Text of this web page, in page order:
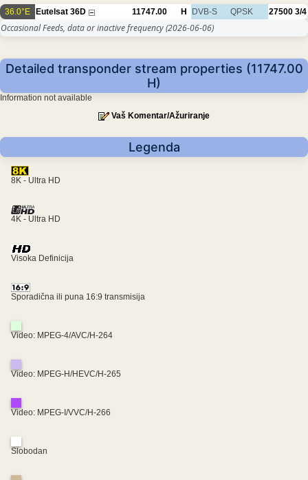
36.0°E Eutelsat 36D 11747.00 H DVB-S QPSK 27500 3/4
Occasional Feeds, data or inactive frequency(2026-06-06)
Detailed transponder stream properties (11747.00
H)
Information not available
Vaš Komentar/Ažuriranje
Legenda
8K - Ultra HD
4K - Ultra HD
Visoka Definicija
Sporadična ili puna 16:9 transmisija
Video: MPEG-4/AVC/H-264
Video: MPEG-H/HEVC/H-265
Video: MPEG-I/VVC/H-266
Slobodan